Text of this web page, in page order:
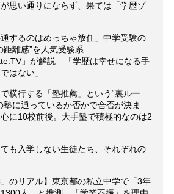
思い通りにならず、果ては「学歴ゾ
通するのはめっちゃ放任」中学受験の
距離感”を人気受験系
」が解説 「学歴は幸せになる手
はない」
横行する「塾推薦」という“裏ルー
に通っているか否かで合否が決ま
に10校前後。大手塾で積極的なのは2
も入学しない生徒たち、それぞれの
」のリアル】東京都の私立中学で「3年